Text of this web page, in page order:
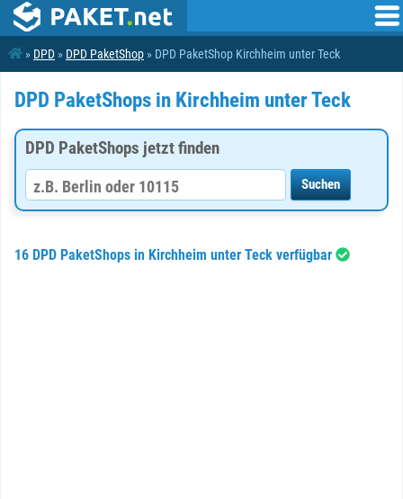
» DPD » DPD PaketShop » DPD PaketShop Kirchheim unter Teck
DPD PaketShops in Kirchheim unter Teck
DPD PaketShops jetzt finden
16 DPD PaketShops in Kirchheim unter Teck verfügbar